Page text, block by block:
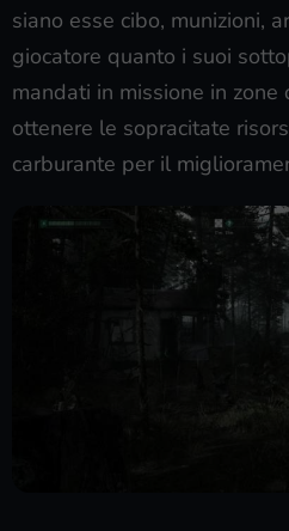
siano esse cibo, munizioni,
giocatore quanto i suoi
mandati in missione in zone
ottenere le sopracitate
carburante per il